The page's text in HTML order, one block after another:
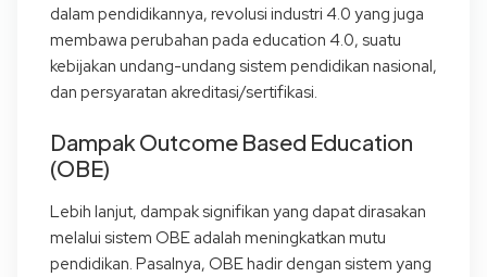
dalam pendidikannya, revolusi industri 4.0 yang juga
membawa perubahan pada education 4.0, suatu
kebijakan undang-undang sistem pendidikan nasional,
dan persyaratan akreditasi/sertifikasi.
Dampak Outcome Based Education
(OBE)
Lebih lanjut, dampak signifikan yang dapat dirasakan
melalui sistem OBE adalah meningkatkan mutu
pendidikan. Pasalnya, OBE hadir dengan sistem yang